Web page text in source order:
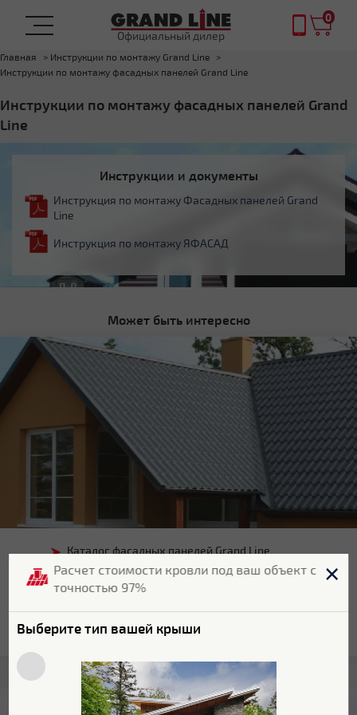
Официальный дилер
0
Главная
Инструкции по монтажу Grand Line
Инструкции по монтажу фасадных панелей Grand Line
Инструкции по монтажу фасадных панелей Grand
Line
Инструкции и документы
Инструкция по монтажу Фасадных панелей Grand
Line
Инструкция по монтажу ЯФАСАД
Может быть интересно
Каталог фасадных панелей Grand Line
Каталог фасадных панелей ЯФАСАД Grand
Line
Расчет стоимости кровли под ваш объект с
точностью 97%
Выберите тип вашей крыши